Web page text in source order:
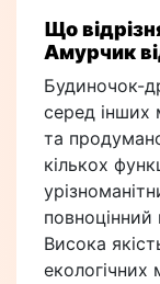
Що
Амурчик
Будиночок-
серед інших
та
кількох
повноцінний
Висока
екологічних